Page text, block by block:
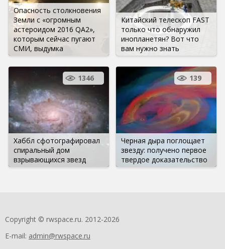
Опасность столкновения
Земли с «огромным
астероидом 2016 QA2»,
которым сейчас пугают
СМИ, выдумка
Китайский телескоп FAST
только что обнаружил
инопланетян? Вот что
вам нужно знать
Хаббл сфотографировал
спиральный дом
взрывающихся звезд
1346
Черная дыра поглощает
звезду: получено первое
твердое доказательство
139
Copyright © rwspace.ru. 2012-2026
E-mail: admin@rwspace.ru